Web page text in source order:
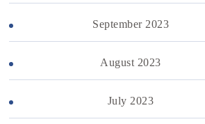
September 2023
August 2023
July 2023